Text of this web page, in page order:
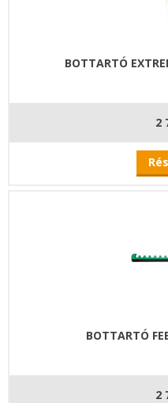
BOTTARTÓ
2
BOTTARTÓ
2